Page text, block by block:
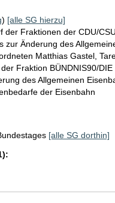
) [alle SG hierzu]
der Fraktionen der CDU/
zur Änderung des
Matthias Gastel,
Fraktion BÜNDNIS90/
des Allgemeinen
der Eisenbahn
[alle SG dorthin]